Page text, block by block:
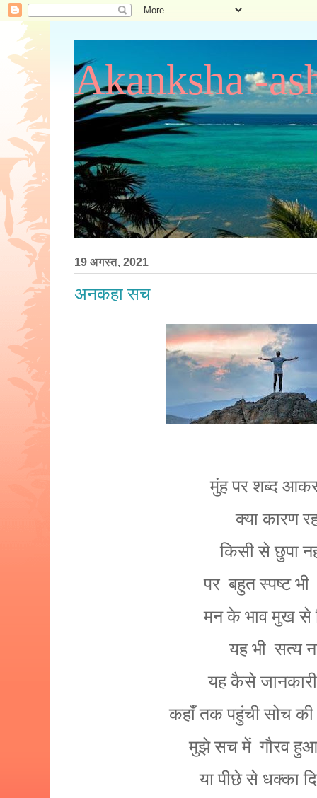
Akanksha -
19 अगस्त, 2021
अनकहा सच
मुंह पर शब्द
क्या कारण
किसी से छुपा
पर बहुत स्पष्ट भी
मन के भाव मुख से
यह भी सत्य
यह कैसे जानकारी
कहाँ तक पहुंची सोच की
मुझे सच में गौरव
या पीछे से धक्का